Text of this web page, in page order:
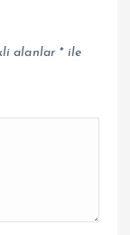
alanlar *ile